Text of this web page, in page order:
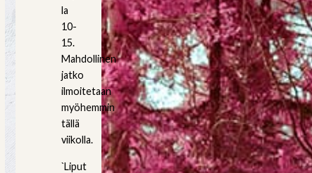
la
10-
15.
Mahdollinen
jatko
ilmoitetaan
myöhemmin
tällä
viikolla.
`Liput